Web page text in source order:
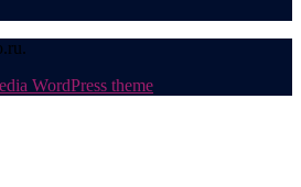
WordPress theme